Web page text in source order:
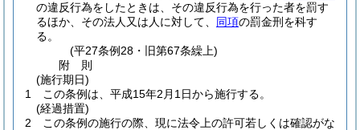
の違反行為をしたときは、その違反行為を行った者を罰す
るほか、その法人又は人に対して、 同項の罰金刑を科す
る。
(平27条例28・旧第67条繰上)
附 則
(施行期日)
1
この条例は、平成15年2月1日から施行する。
(経過措置)
2
この条例の施行の際、現に法令上の許可若しくは確認がな